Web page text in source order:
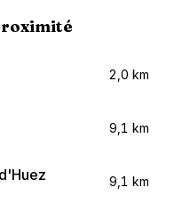
2,0 km
9,1 km
9,1 km